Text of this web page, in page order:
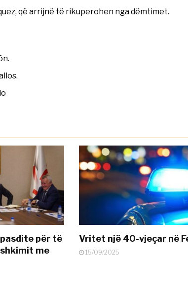
që arrijnë të rikuperohen nga dëmtimet.
për të
me
Vritet një 40-vjeçar në
15/09/2025